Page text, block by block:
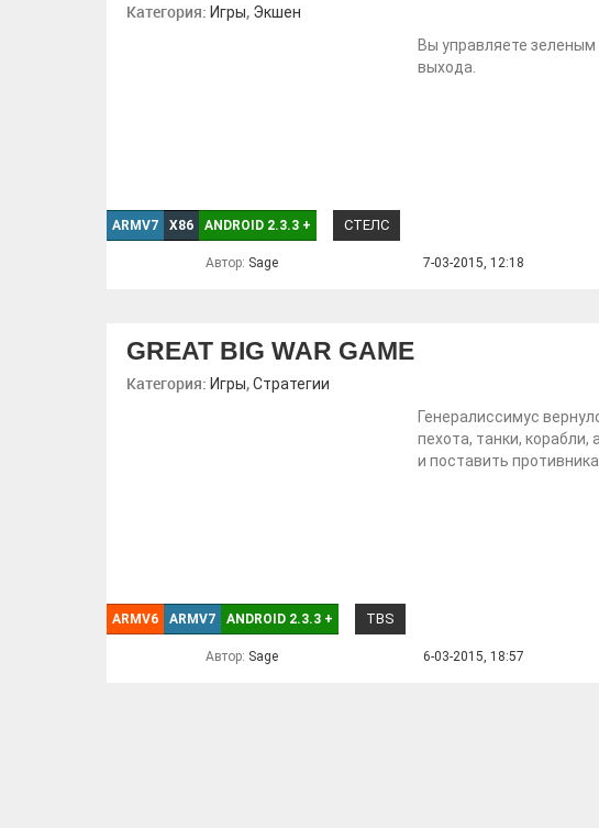
Категория: Игры, Экшен
Вы управляете
выхода.
ARMV7 X86 ANDROID 2.3.3 + СТЕЛС
Автор: Sage 7-03-2015, 12:18
GREAT BIG WAR GAME
Категория: Игры,Стратегии
Генералиссимус
пехота, танки,
и поставить противника
ARMV6 ARMV7 ANDROID 2.3.3 + TBS
Автор: Sage 6-03-2015, 18:57